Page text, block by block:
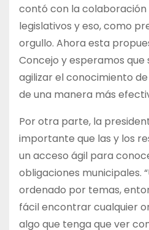
contó con la
legislativos y eso, como
orgullo. Ahora esta
Concejo y esperamos
agilizar el conocimiento
de una manera más
Por otra parte, la
importante que las y los
un acceso ágil para
obligaciones municipales.
ordenado por temas,
fácil encontrar cualquier
algo que tenga que ver